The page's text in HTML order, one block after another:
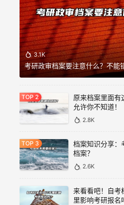
3.1K
考研政审档案要注意什么？不能
原来档案里面有
允许你不知道！
2.8K
档案知识分享：
档案？
2.6K
来看看吧！自考
里影响考研报名